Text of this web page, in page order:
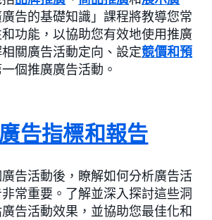
廣告的基礎知識」課程將教導您常
功能，以協助您有效地使用推廣
關廣告活動定向、設定競價和預
個推廣廣告活動。
告指標和報告
告活動後，瞭解如何分析廣告活
常重要。了解並深入探討這些洞
告活動效果，並協助您最佳化和